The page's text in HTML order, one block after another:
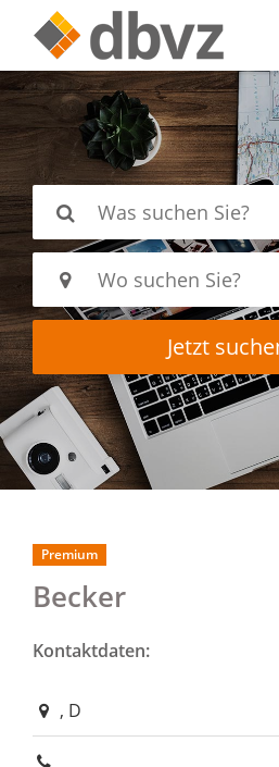
Jetzt
Becker
Premium
Kontaktdaten:
, D